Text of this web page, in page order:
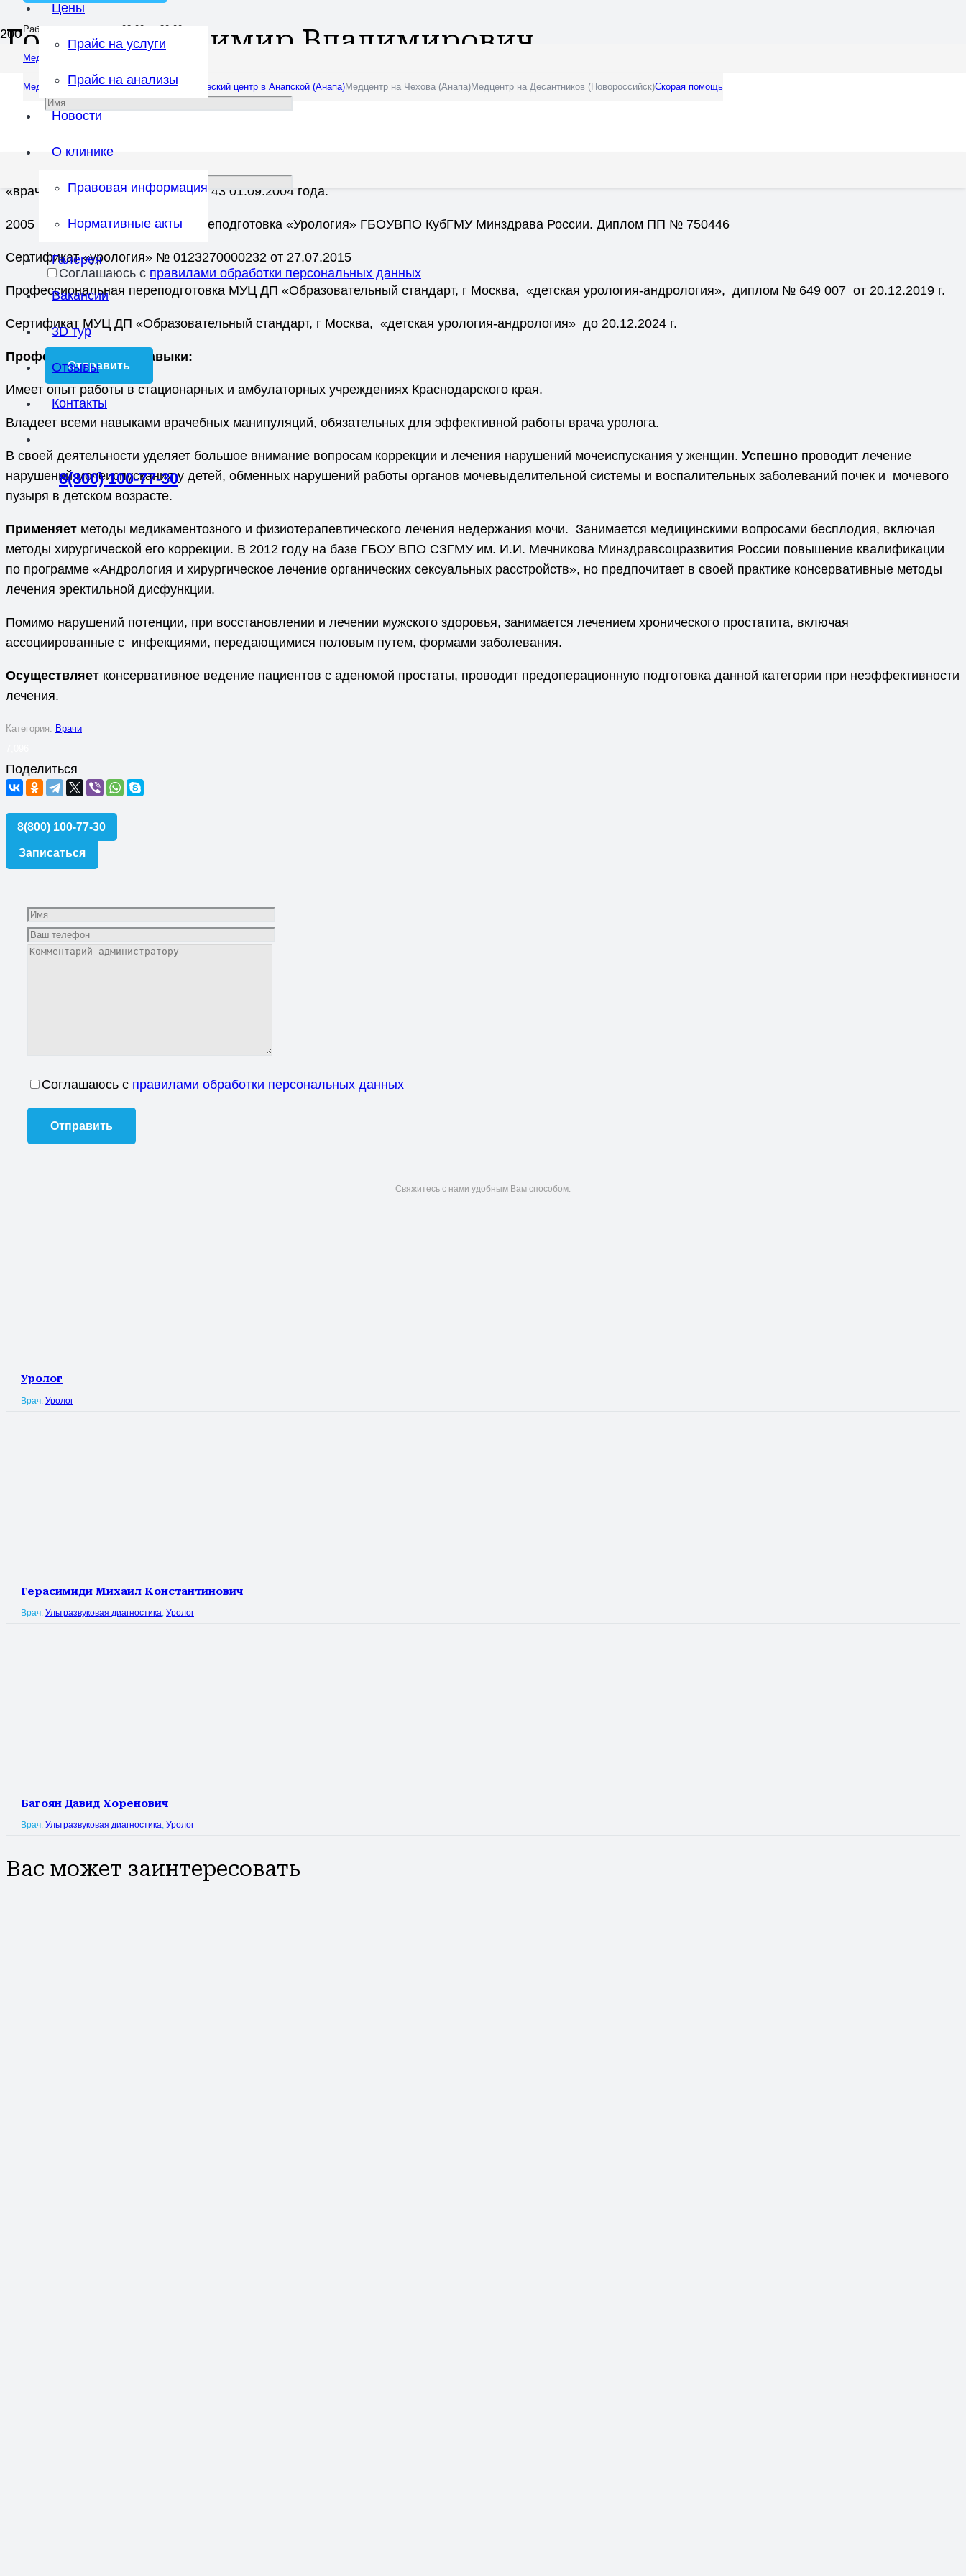
Работаем ежедневно: 08:00 — 20:00
Медцентр на Черноморской (Анапа)
Медцентр на Омелькова (Анапа)Хирургический центр в Анапской (Анапа)Медцентр на Чехова (Анапа)Медцентр на Десантников (Новороссийск)Скорая помощь
Соглашаюсь с правилами обработки персональных данных
8(800) 100-77-30
Цены
Прайс на услуги
Прайс на анализы
Новости
О клинике
Правовая информация
Нормативные акты
Галерея
Вакансии
3D тур
Отзывы
Контакты
Голузов Владимир Владимирович
,Уролог
Образование:
«врач хирург». Удостоверение № 43 01.09.2004 года.
2005 год профессиональная переподготовка «Урология» ГБОУВПО КубГМУ Минздрава России. Диплом ПП № 750446
Сертификат «урология» № 0123270000232 от 27.07.2015
Профессиональная переподготовка МУЦ ДП «Образовательный стандарт, г Москва, «детская урология-андрология», диплом № 649 007 от 20.12.2019 г.
Сертификат МУЦ ДП «Образовательный стандарт, г Москва, «детская урология-андрология» до 20.12.2024 г.
Профессиональные навыки:
Имеет опыт работы в стационарных и амбулаторных учреждениях Краснодарского края.
Владеет всеми навыками врачебных манипуляций, обязательных для эффективной работы врача уролога.
В своей деятельности уделяет большое внимание вопросам коррекции и лечения нарушений мочеиспускания у женщин. Успешно проводит лечение
нарушений мочеиспускания у детей, обменных нарушений работы органов мочевыделительной системы и воспалительных заболеваний почек и мочевого
пузыря в детском возрасте.
Применяет методы медикаментозного и физиотерапевтического лечения недержания мочи. Занимается медицинскими вопросами бесплодия, включая
методы хирургической его коррекции. В 2012 году на базе ГБОУ ВПО СЗГМУ им. И.И. Мечникова Минздравсоцразвития России повышение квалификации
по программе «Андрология и хирургическое лечение органических сексуальных расстройств», но предпочитает в своей практике консервативные методы
лечения эректильной дисфункции.
Помимо нарушений потенции, при восстановлении и лечении мужского здоровья, занимается лечением хронического простатита, включая
ассоциированные с инфекциями, передающимися половым путем, формами заболевания.
Осуществляет консервативное ведение пациентов с аденомой простаты, проводит предоперационную подготовка данной категории при неэффективности
лечения.
Категория: Врачи
Поделиться
8(800) 100-77-30
Записаться
Соглашаюсь с правилами обработки персональных данных
Свяжитесь с нами удобным Вам способом.
Уролог
Врач: Уролог
Герасимиди Михаил Константинович
Врач: Ультразвуковая диагностика, Уролог
Багоян Давид Хоренович
Врач: Ультразвуковая диагностика, Уролог
Вас может заинтересовать